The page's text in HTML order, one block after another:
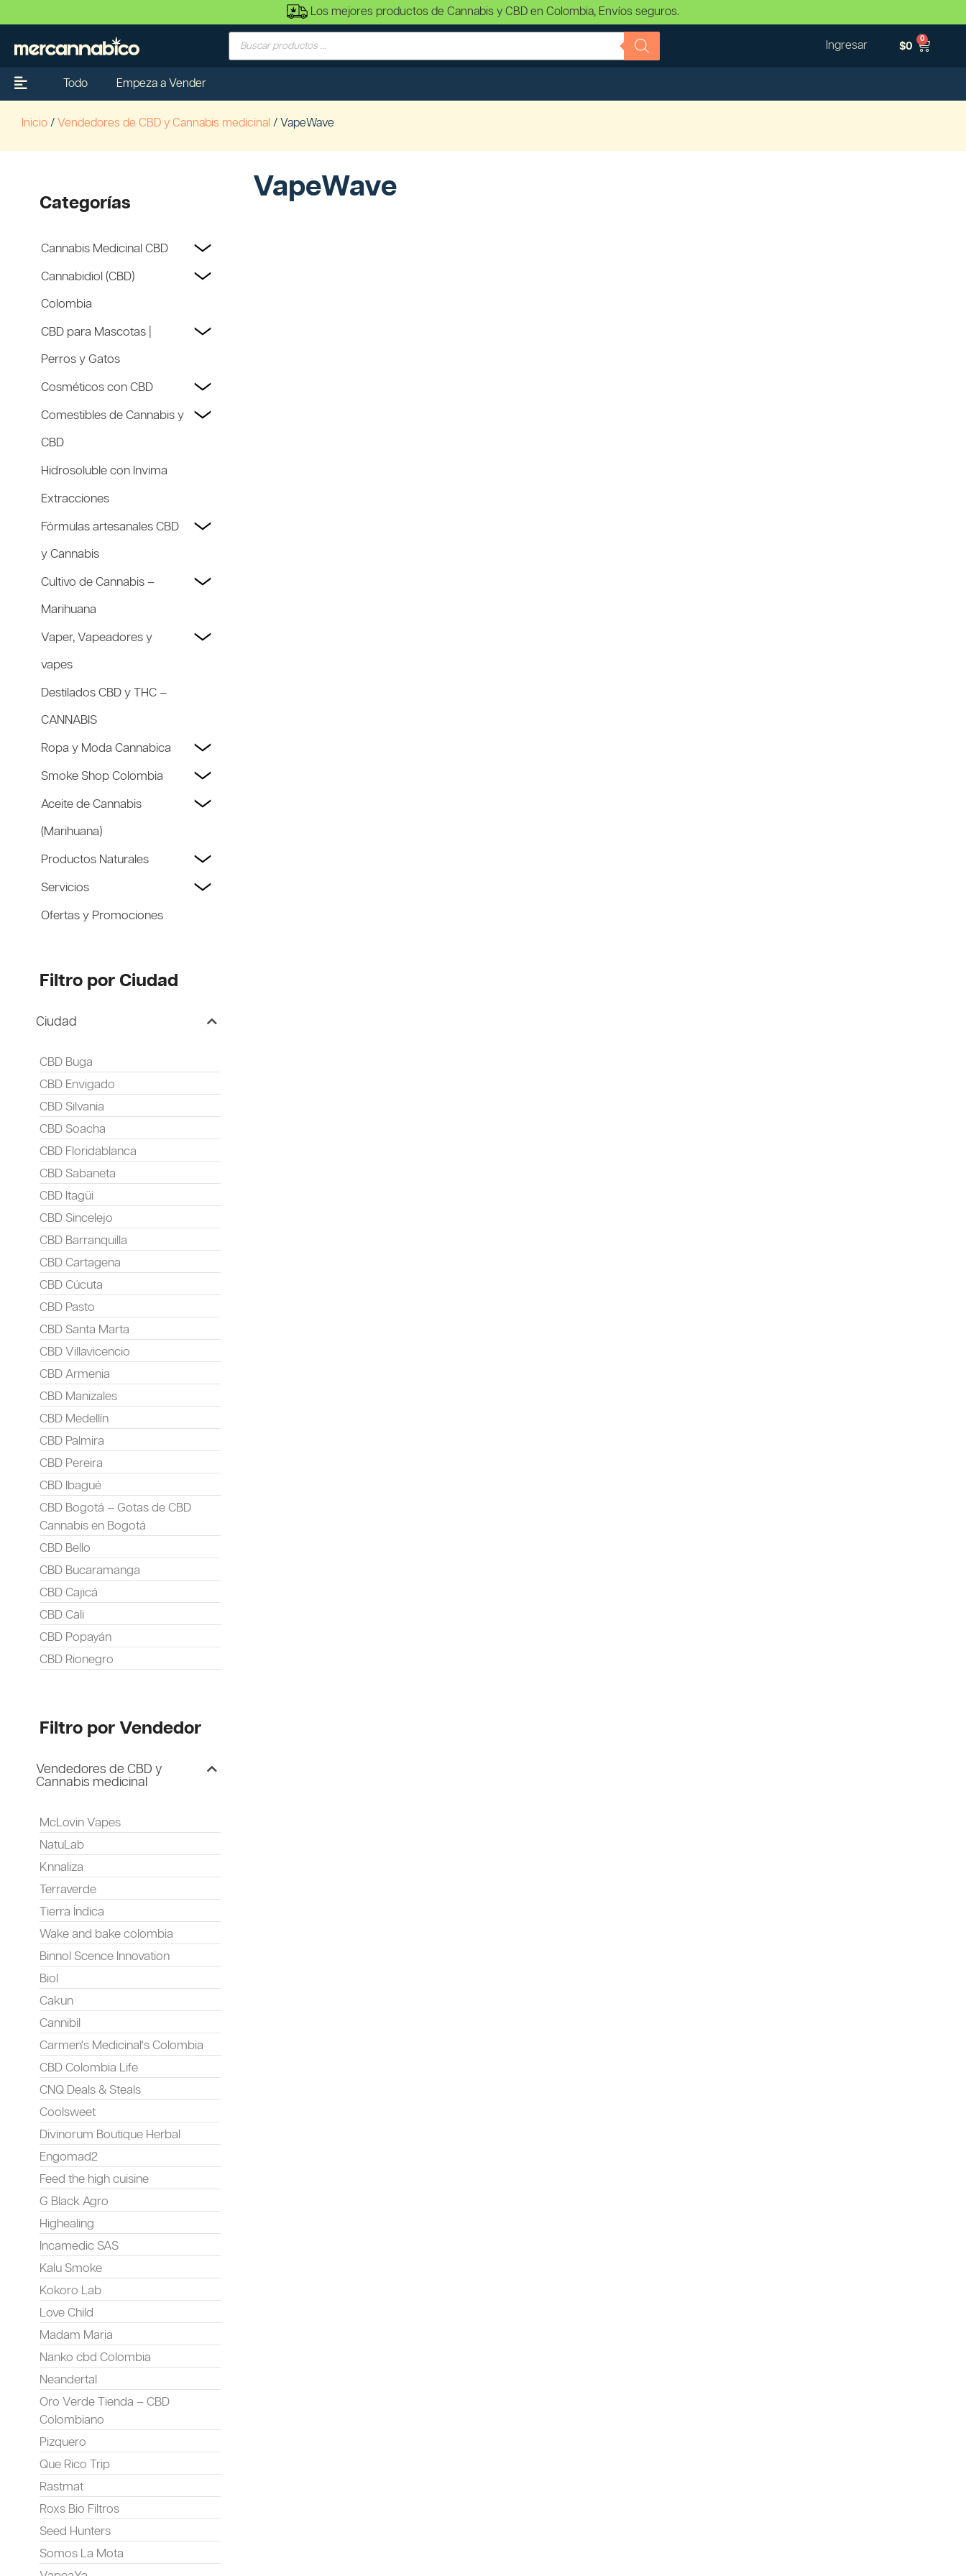
Los mejores productos de Cannabis y CBD en Colombia, Envíos seguros.
Ingresar $0
0
Todo Empeza a Vender
Inicio / Vendedores de CBD y Cannabis medicinal / VapeWave
Categorías
Cannabis Medicinal CBD
Cannabidiol (CBD)
Colombia
CBD para Mascotas |
Perros y Gatos
Cosméticos con CBD
Comestibles de Cannabis y
CBD
Hidrosoluble con Invima
Extracciones
Fórmulas artesanales CBD
y Cannabis
Cultivo de Cannabis –
Marihuana
Vaper, Vapeadores y
vapes
Destilados CBD y THC –
CANNABIS
Ropa y Moda Cannabica
Smoke Shop Colombia
Aceite de Cannabis
(Marihuana)
Productos Naturales
Servicios
Ofertas y Promociones
Filtro por Ciudad
Ciudad
CBD Buga
CBD Envigado
CBD Silvania
CBD Soacha
CBD Floridablanca
CBD Sabaneta
CBD Itagüi
CBD Sincelejo
CBD Barranquilla
CBD Cartagena
CBD Cúcuta
CBD Pasto
CBD Santa Marta
CBD Villavicencio
CBD Armenia
CBD Manizales
CBD Medellín
CBD Palmira
CBD Pereira
CBD Ibagué
CBD Bogotá – Gotas de CBD
Cannabis en Bogotá
CBD Bello
CBD Bucaramanga
CBD Cajicá
CBD Cali
CBD Popayán
CBD Rionegro
Filtro por Vendedor
Vendedores de CBD y
Cannabis medicinal
McLovin Vapes
NatuLab
Knnaliza
Terraverde
Tierra Índica
Wake and bake colombia
Binnol Scence Innovation
Biol
Cakun
Cannibil
Carmen's Medicinal's Colombia
CBD Colombia Life
CNQ Deals & Steals
Coolsweet
Divinorum Boutique Herbal
Engomad2
Feed the high cuisine
G Black Agro
Highealing
Incamedic SAS
Kalu Smoke
Kokoro Lab
Love Child
Madam Maria
Nanko cbd Colombia
Neandertal
Oro Verde Tienda – CBD
Colombiano
Pizquero
Que Rico Trip
Rastmat
Roxs Bio Filtros
Seed Hunters
Somos La Mota
VapeWave